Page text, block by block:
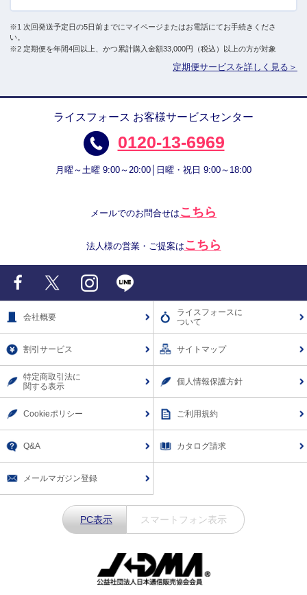
※1 次回発送予定日の5日前までにマイページまたはお電話にてお手続きくださ
い。
※2 定期便を年間4回以上、かつ累計購入金額33,000円（税込）以上の方が対象
定期便サービスを詳しく見る＞
ライスフォース お客様サービスセンター
0120-13-6969
月曜～土曜 9:00～20:00│日曜・祝日 9:00～18:00
メールでのお問合せは こちら
法人様の営業・ご提案は こちら
Faceb
ook
会社概要
ライスフォースに
ついて
割引サービス サイトマップ
特定商取引法に
関する表示
個人情報保護方針
Cookieポリシー ご利用規約
Q&A カタログ請求
メールマガジン登録
PC表示 スマートフォン表示